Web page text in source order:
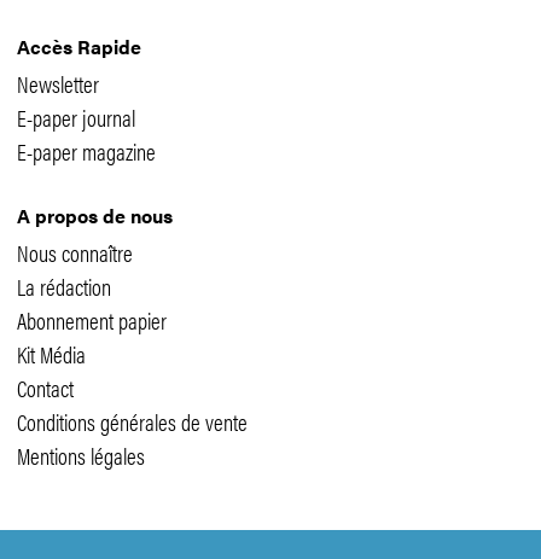
Accès Rapide
Newsletter
E-paper journal
E-paper magazine
A propos de nous
Nous connaître
La rédaction
Abonnement papier
Kit Média
Contact
Conditions générales de vente
Mentions légales